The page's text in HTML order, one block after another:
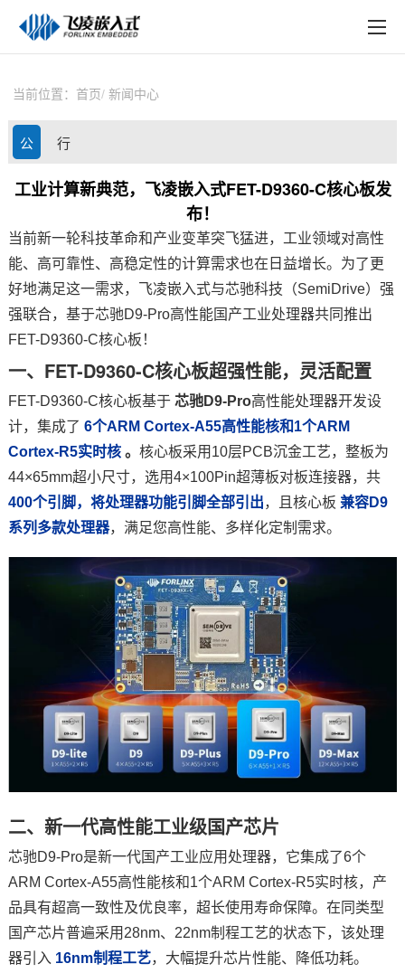
技术与支持
在线文档
方案定制
关于飞凌
天猫商城
新闻中心
技术论坛
在线购买
当前位置： 首页 新闻中心
公
司
态
行
业
讯
工业计算新典范，飞凌嵌入式FET-D9360-C核心板发
布！
当前新一轮科技革命和产业变革突飞猛进，工业领域对高性
能、高可靠性、高稳定性的计算需求也在日益增长。为了更
好地满足这一需求，飞凌嵌入式与芯驰科技（SemiDrive）强
强联合，基于芯驰D9-Pro高性能国产工业处理器共同推出
FET-D9360-C核心板！
一、FET-D9360-C核心板超强性能，灵活配置
FET-D9360-C核心板基于 芯驰D9-Pro高性能处理器开发设
计，集成了 6个ARM Cortex-A55高性能核和1个ARM
Cortex-R5实时核 。 核心板采用10层PCB沉金工艺，整板为
44×65mm超小尺寸，选用4×100Pin超薄板对板连接器，共
400个引脚，将处理器功能引脚全部引出，且核心板 兼容D9
系列多款处理器，满足您高性能、多样化定制需求。
二、新一代高性能工业级国产芯片
芯驰D9-Pro是新一代国产工业应用处理器，它集成了6个
ARM Cortex-A55高性能核和1个ARM Cortex-R5实时核，产
品具有超高一致性及优良率，超长使用寿命保障。在同类型
国产芯片普遍采用28nm、22nm制程工艺的状态下，该处理
器引入 16nm制程工艺，大幅提升芯片性能、降低功耗。